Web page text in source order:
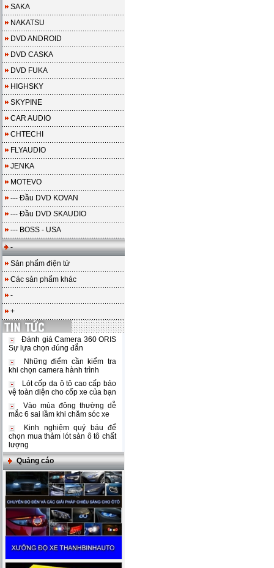
SAKA
NAKATSU
DVD ANDROID
DVD CASKA
DVD FUKA
HIGHSKY
SKYPINE
CAR AUDIO
CHTECHI
FLYAUDIO
JENKA
MOTEVO
--- Đầu DVD KOVAN
--- Đầu DVD SKAUDIO
--- BOSS - USA
-
Sản phẩm điện tử
Các sản phẩm khác
-
+
Đánh giá Camera 360 ORIS
Sự lựa chọn đúng đắn
Những điểm cần kiểm tra
khi chọn camera hành trình
Lót cốp da ô tô cao cấp bảo
vệ toàn diện cho cốp xe của bạn
Vào mùa đông thường dễ
mắc 6 sai lầm khi chăm sóc xe
Kinh nghiệm quý báu để
chọn mua thảm lót sàn ô tô chất
lượng
Quảng cáo